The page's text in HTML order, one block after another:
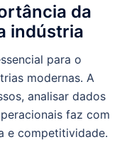
da
indústria
para o
modernas. A
analisar dados
faz com
e competitividade.